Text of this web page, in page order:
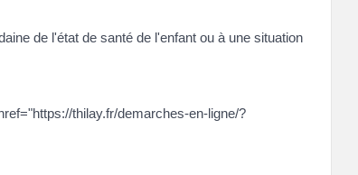
de l'état de santé de l'enfant ou à une situation
thilay.fr/demarches-en-ligne/?